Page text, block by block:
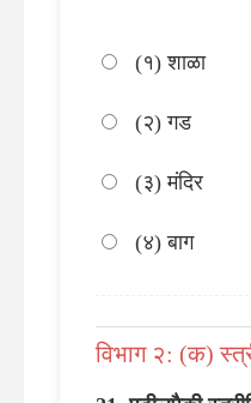
(१) शाळा
(२) गड
(३) मंदिर
(४) बाग
विभाग २: (क)